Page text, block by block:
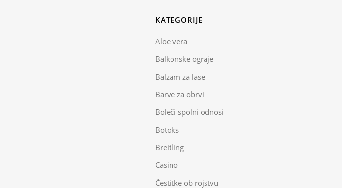
KATEGORIJE
Aloe vera
Balkonske ograje
Balzam za lase
Barve za obrvi
Boleči spolni odnosi
Botoks
Breitling
Casino
Čestitke ob rojstvu